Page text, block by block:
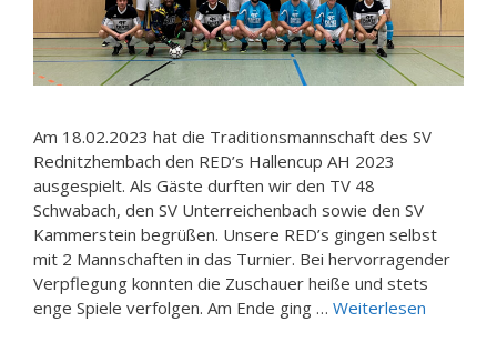
Am 18.02.2023 hat die Traditionsmannschaft des SV
Rednitzhembach den RED’s Hallencup AH 2023
ausgespielt. Als Gäste durften wir den TV 48
Schwabach, den SV Unterreichenbach sowie den SV
Kammerstein begrüßen. Unsere RED’s gingen selbst
mit 2 Mannschaften in das Turnier. Bei hervorragender
Verpflegung konnten die Zuschauer heiße und stets
enge Spiele verfolgen. Am Ende ging … Weiterlesen